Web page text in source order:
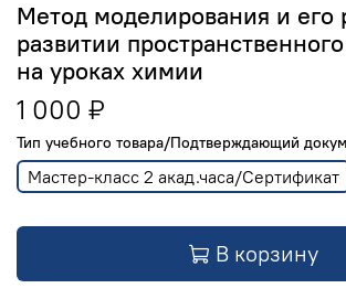
Метод моделирования и его
развитии
на уроках химии
1 000 ₽
Тип учебного товара/Подтверждающий
Мастер-класс 2 акад.часа/Сертификат
В корзину